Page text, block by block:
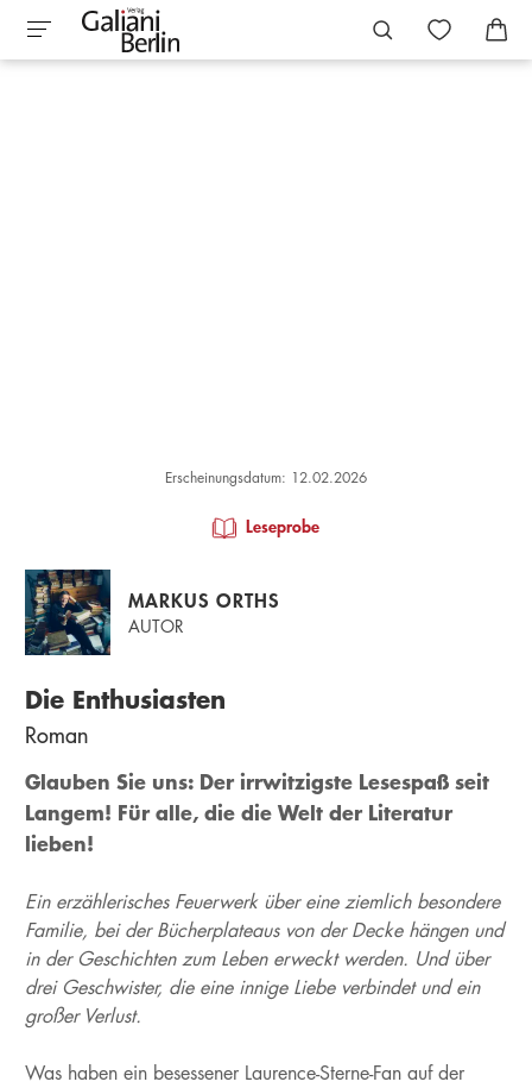
Erscheinungsdatum: 12.02.2026
Leseprobe
MARKUS ORTHS
AUTOR
Die Enthusiasten
Roman
Glauben Sie uns: Der irrwitzigste Lesespaß seit
Langem! Für alle, die die Welt der Literatur
lieben!
Ein erzählerisches Feuerwerk über eine ziemlich besondere
Familie, bei der Bücherplateaus von der Decke hängen und
in der Geschichten zum Leben erweckt werden. Und über
drei Geschwister, die eine innige Liebe verbindet und ein
großer Verlust.
Was haben ein besessener Laurence-Sterne-Fan auf der